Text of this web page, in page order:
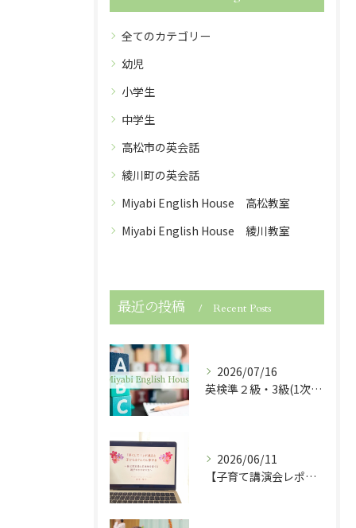
全てのカテゴリー
幼児
小学生
中学生
高松市の英会話
綾川町の英会話
Miyabi English House 高松教室
Miyabi English House 綾川教室
最近の投稿 Recent Posts
2026/07/16
英検準２級・3級(1次試験)・５級に合格しました！
2026/06/11
【子育て講演会レポート】「早くして！」が減ると子どもは伸びる！